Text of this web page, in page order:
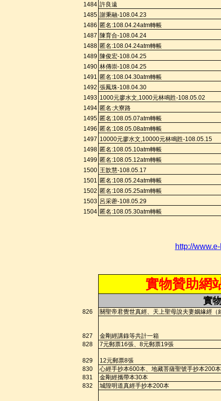
1484 許良遠
1485 謝秉融-108.04.23
1486 匿名 :108.04.24atm轉帳
1487 陳育合-108.04.24
1488 匿名 :108.04.24atm轉帳
1489 陳俊宏-108.04.25
1490 林傳崇-108.04.25
1491 匿名 :108.04.30atm轉帳
1492 張鳳珠-108.04.30
1493 1000元廖水文,1000元林鳴貹-108.05.02
1494 匿名 :大寮路
1495 匿名 :108.05.07atm轉帳
1496 匿名 :108.05.08atm轉帳
1497 10000元廖水文,10000元林鳴貹-108.05.15
1498 匿名 :108.05.10atm轉帳
1499 匿名 :108.05.12atm轉帳
1500 王歆慧-108.05.17
1501 匿名 :108.05.24atm轉帳
1502 匿名 :108.05.25atm轉帳
1503 呂采蔤-108.05.29
1504 匿名 :108.05.30atm轉帳
http://
實物贊助網
實
826 關聖帝君覺世真經、天上聖母說夫妻姻緣經（
827
金剛經講錄等共計一箱
828
7元郵票16張、 8元郵票19張
829 12元郵票8張
830
心經手抄本600本、地藏菩薩聖號手抄本200本
831
金剛經攜帶本30本
832
城隍明道真經手抄本200本